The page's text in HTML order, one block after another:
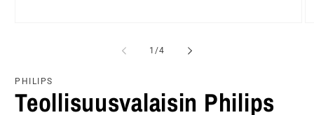
1//4
PHILIPS
Teollisuusvalaisin Philips